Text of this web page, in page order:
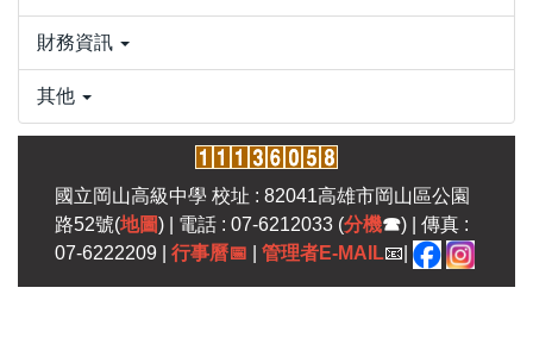
財務資訊
其他
國立岡山高級中學 校址 : 82041高雄市岡山區公園
路52號(地圖) | 電話 : 07-6212033 (分機☎) | 傳真 :
07-6222209 | 行事曆📅 管理者E-MAIL📧|